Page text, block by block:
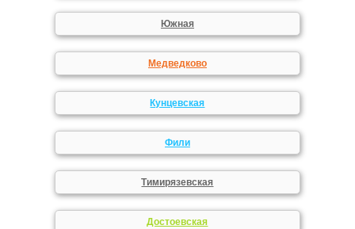
Южная
Медведково
Кунцевская
Фили
Тимирязевская
Достоевская